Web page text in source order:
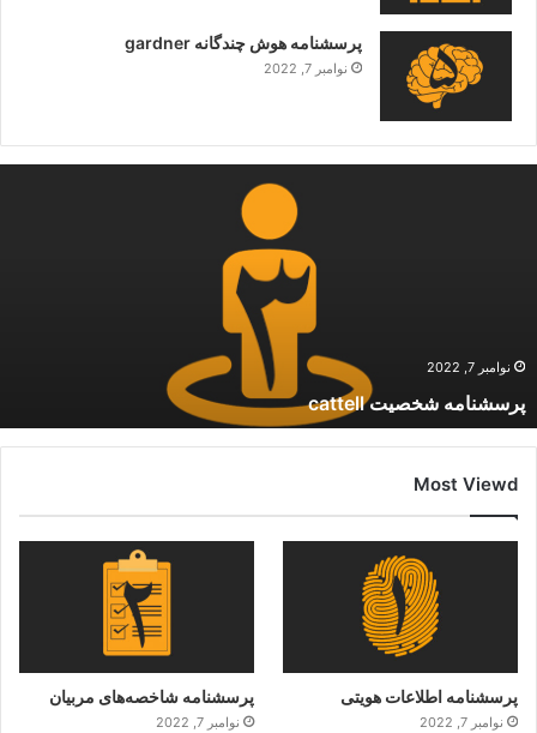
پرسشنامه هوش چندگانه gardner
نوامبر 7, 2022
نوامبر 7, 2022
پرسشنامه شخصیت cattell
Most Viewd
پرسشنامه اطلاعات هویتی
نوامبر 7, 2022
پرسشنامه شاخصه‌های مربیان
نوامبر 7, 2022